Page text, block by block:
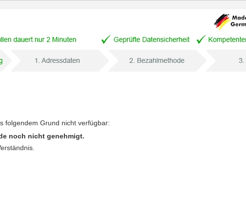
folgendem Grund nicht verfügbar:
noch nicht genehmigt.